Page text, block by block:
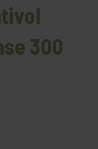
300